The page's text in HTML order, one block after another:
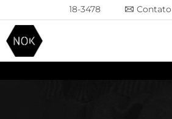
(41) 93618-3478 Contato